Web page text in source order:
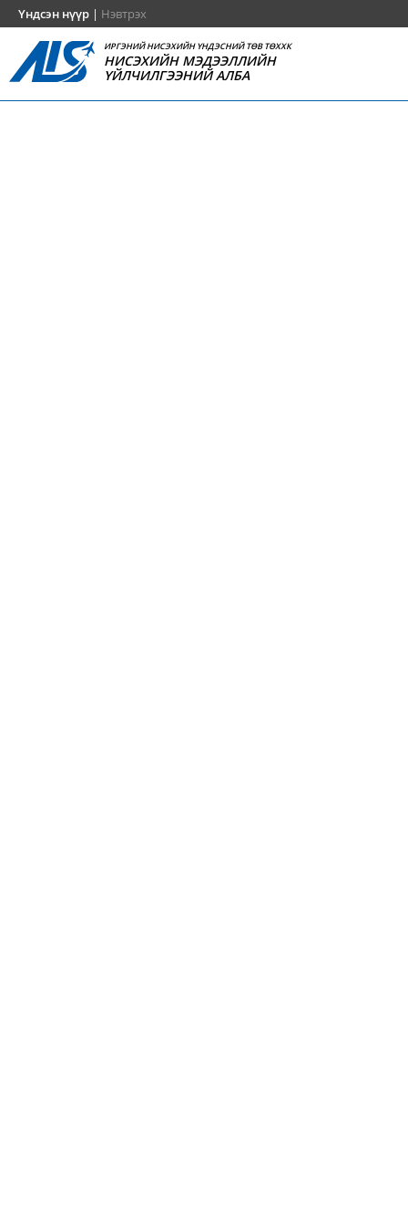
Үндсэн нүүр | Нэвтрэх
ИРГЭНИЙ НИСЭХИЙН ҮНДЭСНИЙ ТӨВ ТӨХХК
НИСЭХИЙН МЭДЭЭЛЛИЙН
ҮЙЛЧИЛГЭЭНИЙ АЛБА